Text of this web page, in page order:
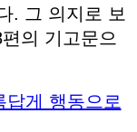
. 그 의지로 보
의 기고문으
게 행동으로